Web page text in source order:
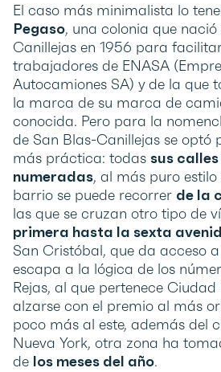
El caso más minimalista lo
Pegaso, una colonia que nació
Canillejas en 1956 para
trabajadores de ENASA
Autocamiones SA) y de la que
la marca de su marca de
conocida. Pero para la
de San Blas-Canillejas se optó
más práctica: todas sus
numeradas, al más puro
barrio se puede recorrer de la
las que se cruzan otro tipo de
primera hasta la sexta
San Cristóbal, que da acceso
escapa a la lógica de los
Rejas, al que pertenece Ciudad
alzarse con el premio al más
poco más al este, además del
Nueva York, otra zona ha
de los meses del año.